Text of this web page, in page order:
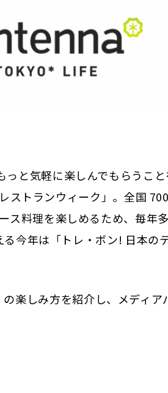
と気軽に楽しんでもらうこ
ストランウィーク」。全国
ス料理を楽しめるため、毎年
今年は「トレ・ボン! 日本の
楽しみ方を紹介し、メディア